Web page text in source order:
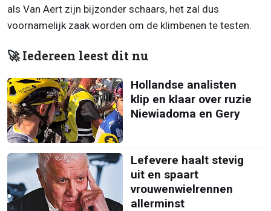
als Van Aert zijn bijzonder schaars, het zal dus
voornamelijk zaak worden om de klimbenen te testen.
🚀 Iedereen leest dit nu
Hollandse analisten
klip en klaar over ruzie
Niewiadoma en Gery
Lefevere haalt stevig
uit en spaart
vrouwenwielrennen
allerminst